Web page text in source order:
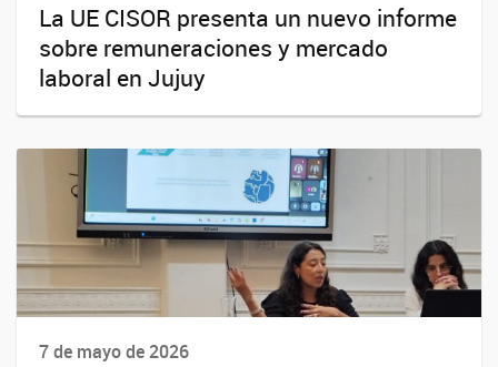
La UE CISOR presenta un nuevo informe
sobre remuneraciones y mercado
laboral en Jujuy
7 de mayo de 2026